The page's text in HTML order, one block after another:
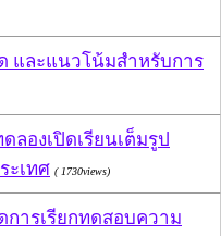
และแนวโน้มสำหรับการ
องเปิดเรียนเต็มรูป
ะเทศ ( 1730views)
ารเรียกทดสอบความ